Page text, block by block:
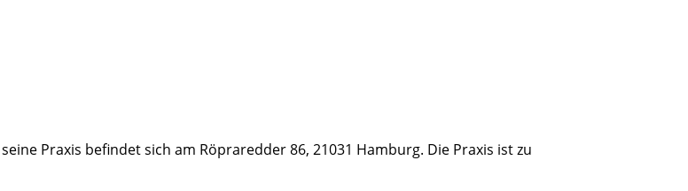
Praxis befindet sich am Röpraredder 86, 21031 Hamburg. Die Praxis ist zu